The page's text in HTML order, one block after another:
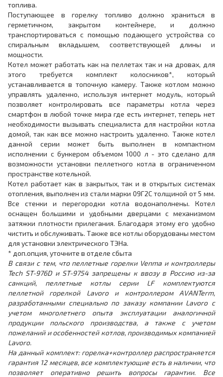
топлива.
Поступающее в горелку топливо должно храниться в
герметичном, закрытом контейнере, и должно
транспортироваться с помощью подающего устройства со
спиральным вкладышем, соответствующей длины и
мощности.
Котел может работать как на пеллетах так и на дровах, для
этого требуется комплект колосников*, который
устанавливается в топочную камеру. Также котлом можно
управлять удаленно, используя интернет модуль, который
позволяет контролировать все параметры котла через
смартфон в любой точке мира где есть интернет, теперь нет
необходимости вызывать специалиста для настройки котла
домой, так как все можно настроить удаленно. Также котел
данной серии может быть выполнен в компактном
исполнении с бункером объемом 1000 л - это сделано для
возможности установки пеллетного котла в ограниченном
пространстве котельной.
Котел работает как в закрытых, так и в открытых системах
отопления, выполнен из стали марки 09Г2С толщиной от 5 мм.
Все стенки и перегородки котла водонаполнены. Котел
оснащен большими и удобными дверцами с механизмом
затяжки плотности прилегания. Благодаря этому его удобно
чистить и обслуживать. Также все котлы оборудованы местом
для установки электрического ТЭНа.
* доп.опция, уточните в отделе сбыта
В связи с тем, что пеллетные горелки Venma и контроллеры
Tech ST-976D и ST-9754 запрещены к ввозу в Россию из-за
санкций, пеллетные котлы серии LF комплектуются
пеллетной горелкой Lavoro и контроллером AVANTerm,
разработанными специально по заказу компании Lavoro с
учетом многолетнего опыта эксплуатации аналогичной
продукции польского производства, а также с учетом
пожеланий и особенностей котлов, производимых компанией
Lavoro.
На данный комплект: горелка+контроллер распространяется
гарантия 12 месяцев, все комплектующие есть в наличии, что
позволяет оперативно решить вопросы гарантии. Все